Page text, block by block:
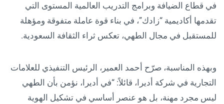
في قطاع الضيافة وبرامج التدريب العالمية المستوى التي
تقدمها أكاديمية “زادك”، في بناء قوة عاملة متفوقة ومؤهلة
للمستقبل في مجال الطهي، تعكس ثراء الثقافة السعودية.
وبهذه المناسبة، صرّح أحمد العمير، الرئيس التنفيذي للعلامات
التجارية في شركة أديرا، قائلاً: “في أديرا، نؤمن بأن الطهي
ليس مجرد مهنة، بل هو عنصر أساسي في تشكيل الهوية